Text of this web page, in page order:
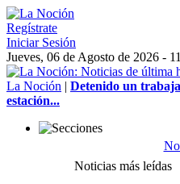
Regístrate
Iniciar Sesión
Jueves, 06 de Agosto de 2026 -
La Noción | Detenido un
estación...
Noticias más leídas